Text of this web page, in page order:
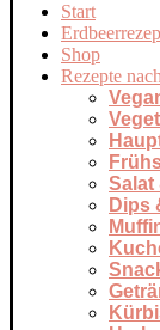
Start
Shop
Rezepte
Salat
Dips